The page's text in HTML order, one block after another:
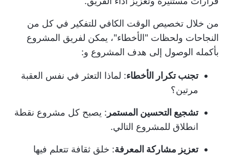
من خلال تخصيص الوقت الكافي للتفكير في كل من
النجاحات ولحظات "الأخطاء"، يمكن لفريق المشروع
بأكمله الوصول إلى هدف المشروع و:
تجنب تكرار الأخطاء: لماذا التعثر في نفس العقبة
مرتين؟
تشجيع التحسين المستمر : يصبح كل مشروع نقطة
انطلاق للمشروع التالي.
تعزيز مشاركة المعرفة: خلق ثقافة تتعلم فيها